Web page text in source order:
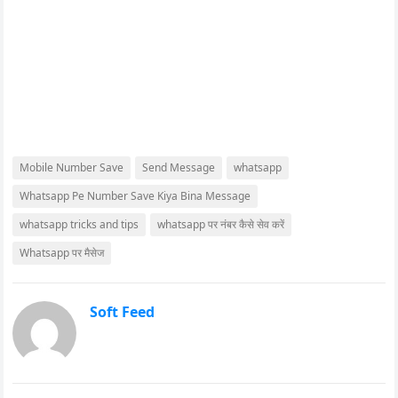
Mobile Number Save Send Message
whatsapp
Whatsapp Pe Number Save Kiya Bina Message
whatsapp tricks and tips
whatsapp पर नंबर कैसे सेव करें
Whatsapp पर मैसेज
Soft Feed